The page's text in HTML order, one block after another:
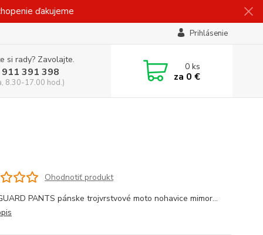
ďakujeme
Prihlásenie
si rady? Zavolajte.
391 398
8.30-17.00 hod.)
0ks
za 0 €
Ohodnotiť produkt
PANTS pánske trojvrstvové moto nohavice mimor...